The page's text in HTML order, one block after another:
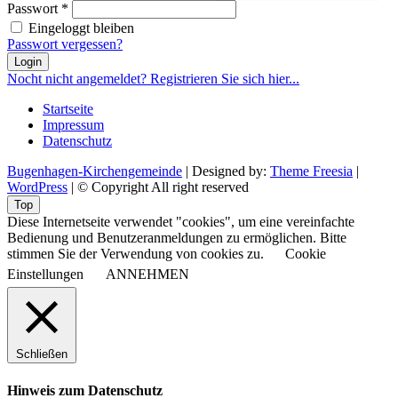
Passwort *
Eingeloggt bleiben
Passwort vergessen?
Login
Nocht nicht angemeldet? Registrieren Sie sich hier...
Startseite
Impressum
Datenschutz
Bugenhagen-Kirchengemeinde | Designed by: Theme Freesia |
WordPress | © Copyright All right reserved
Top
Diese Internetseite verwendet "cookies", um eine vereinfachte
Bedienung und Benutzeranmeldungen zu ermöglichen. Bitte
stimmen Sie der Verwendung von cookies zu.
Cookie
Einstellungen
ANNEHMEN
Schließen
Hinweis zum Datenschutz